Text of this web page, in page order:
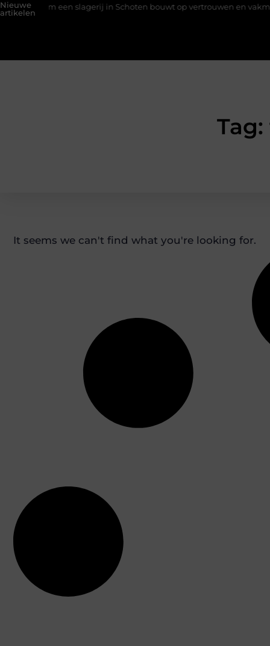
Nieuwe
artikelen
een slagerij in Schoten bouwt op vertrouwen en vakmanschap
It seems we can't find what you're looking for.